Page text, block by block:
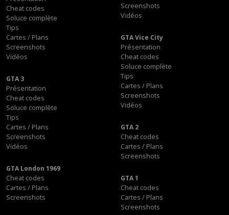
Screenshots
Vidéos
Cheat codes
Soluce complète
Tips
Cartes / Plans
Screenshots
Vidéos
GTA Vice City
Présentation
Cheat codes
Soluce complète
Tips
Cartes / Plans
Screenshots
Vidéos
GTA 3
Présentation
Cheat codes
Soluce complète
Tips
Cartes / Plans
Screenshots
Vidéos
GTA 2
Cheat codes
Cartes / Plans
Screenshots
GTA London 1969
Cheat codes
Cartes / Plans
Screenshots
GTA 1
Cheat codes
Cartes / Plans
Screenshots